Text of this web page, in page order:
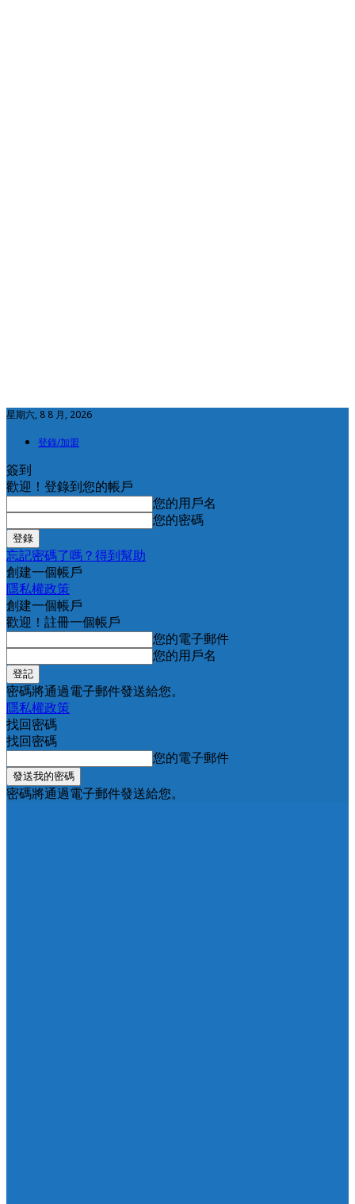
星期六, 8 8 月, 2026
登錄/加盟
簽到
歡迎！登錄到您的帳戶
您的用戶名
您的密碼
忘記密碼了嗎？得到幫助
創建一個帳戶
隱私權政策
創建一個帳戶
歡迎！註冊一個帳戶
您的電子郵件
您的用戶名
密碼將通過電子郵件發送給您。
隱私權政策
找回密碼
找回密碼
您的電子郵件
密碼將通過電子郵件發送給您。